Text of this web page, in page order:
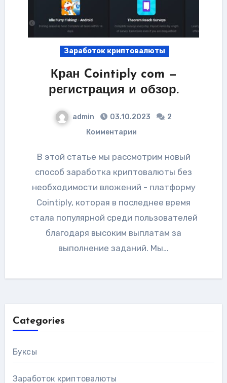
Заработок криптовалюты
Кран Cointiply com —
регистрация и обзор.
admin 03.10.2023
2
Комментарии
В этой статье мы рассмотрим новый
способ заработка криптовалюты без
необходимости вложений - платформу
Cointiply, которая в последнее время
стала популярной среди пользователей
благодаря высоким выплатам за
выполнение заданий. Мы…
Categories
Буксы
Заработок криптовалюты